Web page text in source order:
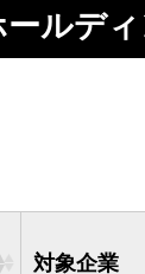
ルデ
対象企業